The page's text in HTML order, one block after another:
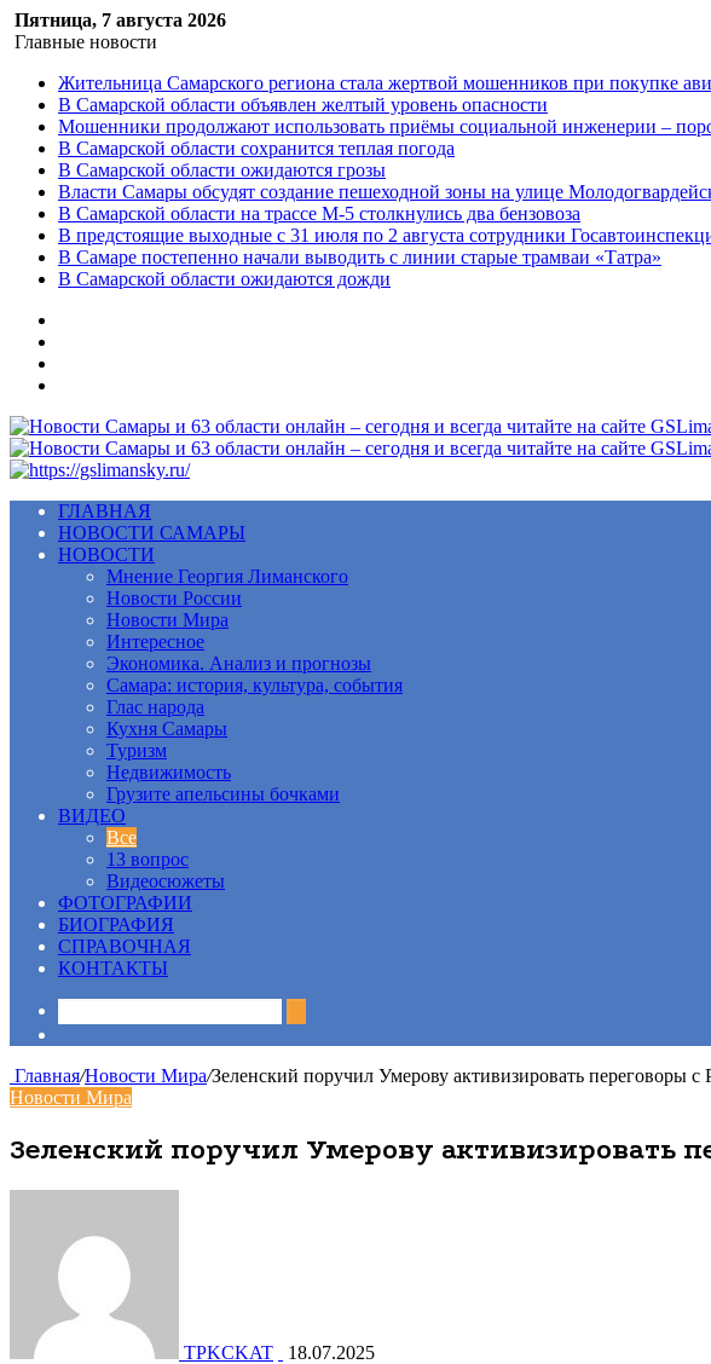
Пятница, 7 августа 2026
Главные новости
Жительница Самарского региона стала жертвой мошенников при покупке
В Самарской области объявлен желтый уровень опасности
Мошенники продолжают использовать приёмы социальной инженерии –
В Самарской области сохранится теплая погода
В Самарской области ожидаются грозы
Власти Самары обсудят создание пешеходной зоны на улице
В Самарской области на трассе М-5 столкнулись два бензовоза
В предстоящие выходные с 31 июля по 2 августа сотрудники
В Самаре постепенно начали выводить с линии старые трамваи «Татра»
В Самарской области ожидаются дожди
Меню
ГЛАВНАЯ
НОВОСТИ САМАРЫ
НОВОСТИ
Мнение Георгия Лиманского
Новости России
Новости Мира
Интересное
Экономика. Анализ и прогнозы
Самара: история, культура, события
Глас народа
Кухня Самары
Туризм
Недвижимость
Грузите апельсины бочками
ВИДЕО
Все
13 вопрос
Видеосюжеты
ФОТОГРАФИИ
БИОГРАФИЯ
СПРАВОЧНАЯ
КОНТАКТЫ
Главная/Новости Мира/Зеленский поручил Умерову активизировать переговоры с
Новости Мира
Зеленский поручил Умерову активизировать
TPKCKAT
18.07.2025